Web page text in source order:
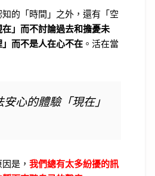
的「時間」之外，還有「空
」而不討論過去和擔憂未
而不是人在心不在 。活在當
安心的體驗「現在」
是， 我們總有太多紛擾的訊